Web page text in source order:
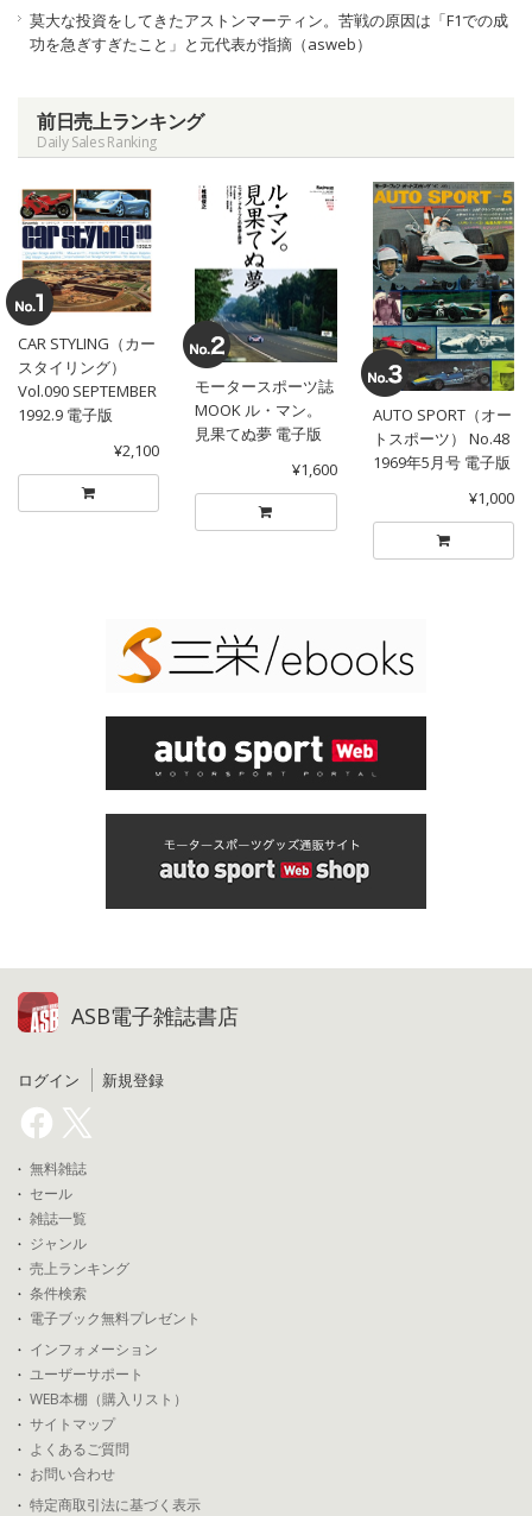
莫大な投資をしてきたアストンマーティン。苦戦の原因は「F1での成
功を急ぎすぎたこと」と元代表が指摘（asweb）
前日売上ランキング
Daily Sales Ranking
CAR STYLING（カー
スタイリング）
Vol.090 SEPTEMBER
1992.9 電子版
¥2,100
モータースポーツ誌
MOOK ル・マン。
見果てぬ夢 電子版
¥1,600
AUTO SPORT（オー
トスポーツ） No.48
1969年5月号 電子版
¥1,000
ASB電子雑誌書店
ログイン 新規登録
無料雑誌
セール
雑誌一覧
ジャンル
売上ランキング
条件検索
電子ブック無料プレゼント
インフォメーション
ユーザーサポート
WEB本棚（購入リスト）
サイトマップ
よくあるご質問
お問い合わせ
特定商取引法に基づく表示